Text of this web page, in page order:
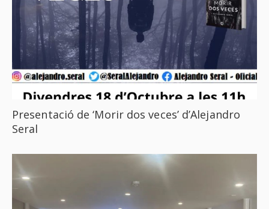
Presentació de ‘Morir dos veces’ d’Alejandro
Seral